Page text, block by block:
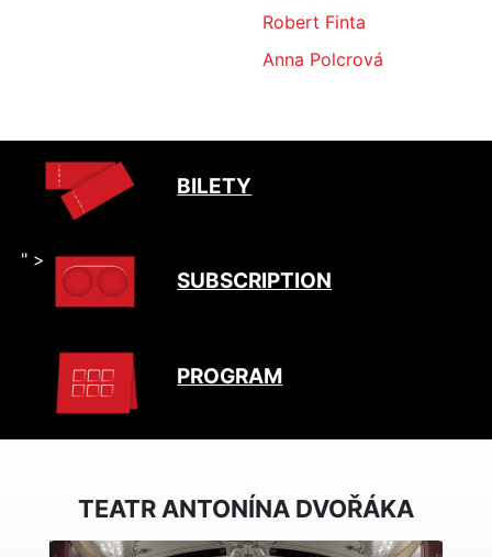
Robert Finta
Anna Polcrová
BILETY
" >
SUBSCRIPTION
PROGRAM
TEATR ANTONÍNA DVOŘÁKA